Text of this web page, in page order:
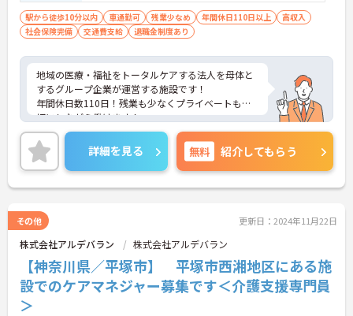
駅から徒歩10分以内 車通勤可 残業少なめ 年間休日110日以上
高収入
社会保険完備
交通費支給 退職金制度あり
地域の医療・福祉をトータルケアする法人を母体と
するグループ企業が運営する施設です！
年間休日数110日！残業も少なくプライベートも大
切にしながら働けます！
ご興味ある方には、面接のポイントなど、さらに詳
細をお話致しますのでお気軽にご相談ください。
詳細を見る 無料 紹介してもらう
その他 更新日：2024年11月22日
株式会社アルデバラン 株式会社アルデバラン
【神奈川県／平塚市】 平塚市西湘地区にある施
設でのケアマネジャー募集です＜介護支援専門員
＞